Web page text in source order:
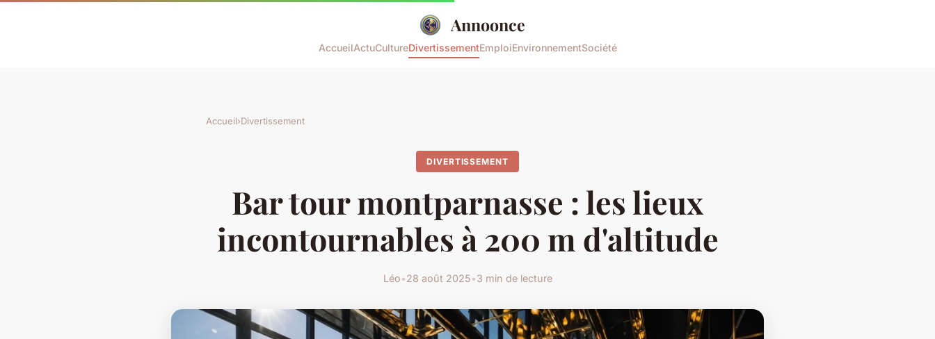
Annoonce
AccueilActuCultureDivertissementEmploiEnvironnementSociété
Accueil›Divertissement
DIVERTISSEMENT
Bar tour montparnasse : les lieux
incontournables à 200 m d'altitude
Léo•28 août 2025•3 min de lecture